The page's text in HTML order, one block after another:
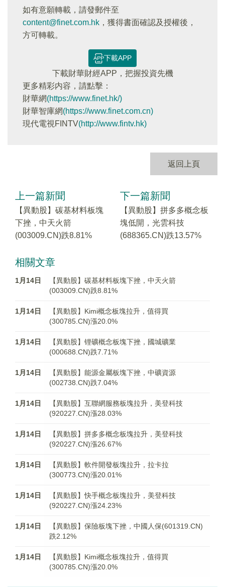
如有意願轉載，請發郵件至
content@finet.com.hk ，獲得書面確認及授權後，
方可轉載。
下載APP
下載財華財經APP，把握投資先機
更多精彩内容，請點擊：
財華網(https://www.finet.hk/)
財華智庫網(https://www.finet.com.cn)
現代電視FINTV(http://www.fintv.hk)
返回上頁
上一篇新聞
【異動股】碳基材料板塊
下挫，中天火箭
(003009.CN)跌8.81%
下一篇新聞
【異動股】拼多多概念板
塊低開，光雲科技
(688365.CN)跌13.57%
相關文章
1月14日
【異動股】碳基材料板塊下挫，中天火箭
(003009.CN)跌8.81%
1月14日
【異動股】Kimi概念板塊拉升，值得買
(300785.CN)漲20.0%
1月14日
【異動股】锂礦概念板塊下挫，國城礦業
(000688.CN)跌7.71%
1月14日
【異動股】能源金屬板塊下挫，中礦資源
(002738.CN)跌7.04%
1月14日
【異動股】互聯網服務板塊拉升，美登科技
(920227.CN)漲28.03%
1月14日
【異動股】拼多多概念板塊拉升，美登科技
(920227.CN)漲26.67%
1月14日
【異動股】軟件開發板塊拉升，拉卡拉
(300773.CN)漲20.01%
1月14日
【異動股】快手概念板塊拉升，美登科技
(920227.CN)漲24.23%
1月14日
【異動股】保險板塊下挫，中國人保(601319.CN)
跌2.12%
1月14日
【異動股】Kimi概念板塊拉升，值得買
(300785.CN)漲20.0%